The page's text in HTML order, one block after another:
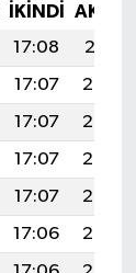
İKINDI
17:08
20:31
17:07
20:30
17:07
20:29
17:07
20:28
17:07
20:27
17:06
20:26